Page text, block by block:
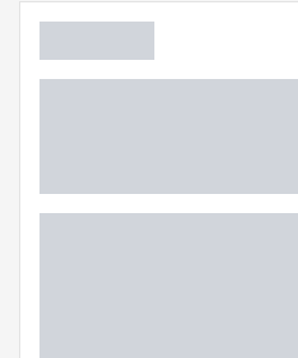
Barrel vorm